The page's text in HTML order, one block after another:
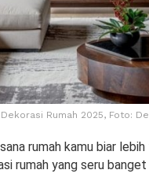
Rumah 2025, Foto:
rumah kamu biar
rumah yang seru